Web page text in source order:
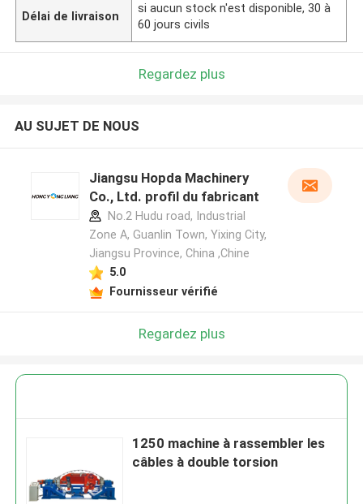
Délai de livraison
si aucun stock n'est disponible, 30 à
60 jours civils
Regardez plus
AU SUJET DE NOUS
Jiangsu Hopda Machinery
Co., Ltd. profil du fabricant
No.2 Hudu road, Industrial
Zone A, Guanlin Town, Yixing City,
Jiangsu Province, China ,Chine
5.0
Fournisseur vérifié
Regardez plus
1250 machine à rassembler les
câbles à double torsion